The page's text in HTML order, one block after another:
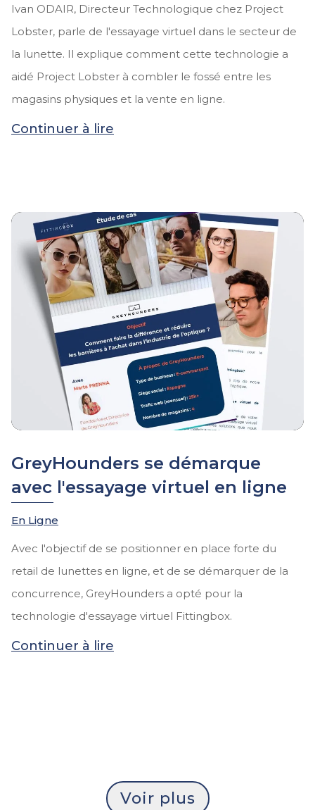
Ivan ODAIR, Directeur Technologique chez Project
Lobster, parle de l'essayage virtuel dans le secteur de
la lunette. Il explique comment cette technologie a
aidé Project Lobster à combler le fossé entre les
magasins physiques et la vente en ligne.
Continuer à lire
GreyHounders se démarque
avec l'essayage virtuel en ligne
En Ligne
Avec l'objectif de se positionner en place forte du
retail de lunettes en ligne, et de se démarquer de la
concurrence, GreyHounders a opté pour la
technologie d'essayage virtuel Fittingbox.
Continuer à lire
Voir plus